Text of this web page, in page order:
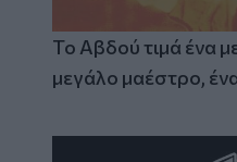
Το Αβδού τιμά ένα
μεγάλο μαέστρο,